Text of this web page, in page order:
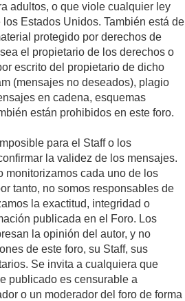
adultos, o que viole cualquier ley
Estados Unidos. También está de
protegido por derechos de
el propietario de los derechos o
escrito del propietario de dicho
(mensajes no deseados), plagio
en cadena, esquemas
están prohibidos en este foro.
para el Staff o los
la validez de los mensajes.
monitorizamos cada uno de los
tanto, no somos responsables de
la exactitud, integridad o
publicada en el Foro. Los
la opinión del autor, y no
de este foro, su Staff, sus
Se invita a cualquiera que
publicado es censurable a
o un moderador del foro de forma